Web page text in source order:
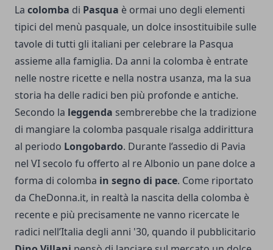
La colomba di Pasqua è ormai uno degli elementi
tipici del menù pasquale, un dolce insostituibile sulle
tavole di tutti gli italiani per celebrare la Pasqua
assieme alla famiglia. Da anni la colomba è entrate
nelle nostre ricette e nella nostra usanza, ma la sua
storia ha delle radici ben più profonde e antiche.
Secondo la leggenda sembrerebbe che la tradizione
di mangiare la colomba pasquale risalga addirittura
al periodo Longobardo. Durante l’assedio di Pavia
nel VI secolo fu offerto al re Albonio un pane dolce a
forma di colomba in segno di pace. Come riportato
da CheDonna.it, in realtà la nascita della colomba è
recente e più precisamente ne vanno ricercate le
radici nell’Italia degli anni '30, quando il pubblicitario